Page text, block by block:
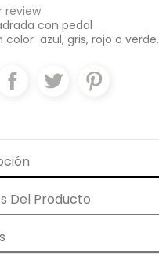
review
con pedal
color azul, gris, rojo o verde.
Del Producto